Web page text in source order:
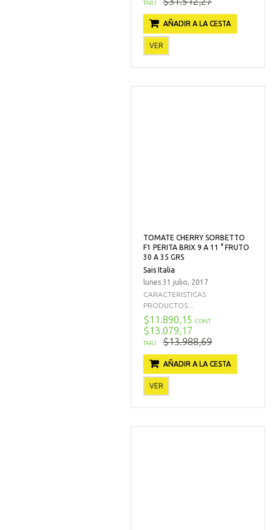
TARJ
AÑADIR A LA CESTA
VER
TOMATE CHERRY SORBETTO
F1 PERITA BRIX 9 A 11 ° FRUTO
30 A 35 GRS
Sais Italia
lunes 31 julio, 2017
CARACTERISTICAS
PRODUCTOS...
$11.890,15 CONT
$13.079,17
TARJ $13.988,69
AÑADIR A LA CESTA
VER